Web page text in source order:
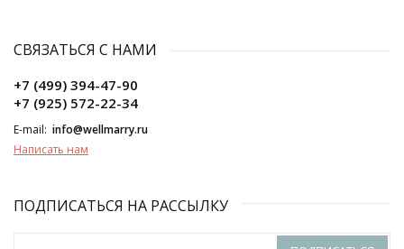
СВЯЗАТЬСЯ С НАМИ
+7 (499) 394-47-90
+7 (925) 572-22-34
E-mail: info@wellmarry.ru
Написать нам
ПОДПИСАТЬСЯ НА РАССЫЛКУ